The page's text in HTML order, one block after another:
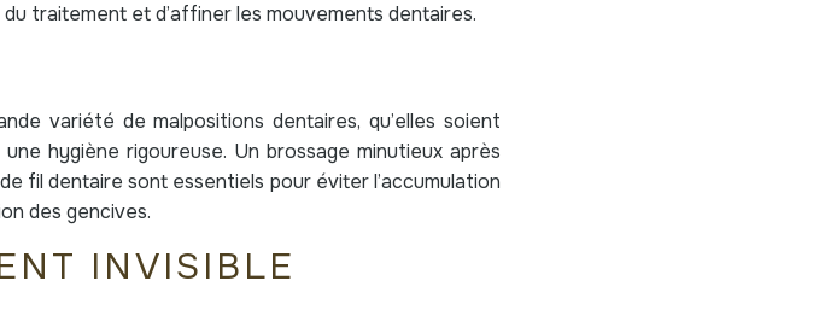
traitement et d’affiner les mouvements dentaires.
variété de malpositions dentaires, qu’elles soient
hygiène rigoureuse. Un brossage minutieux après
fil dentaire sont essentiels pour éviter l’accumulation
des gencives.
INVISIBLE